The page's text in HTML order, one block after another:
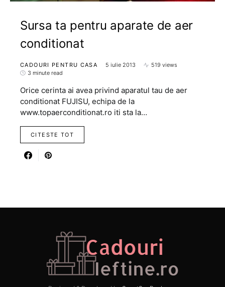
Sursa ta pentru aparate de aer
conditionat
CADOURI PENTRU CASA 5 iulie 2013
519 views
3 minute read
Orice cerinta ai avea privind aparatul tau de aer
conditionat FUJISU, echipa de la
www.topaerconditionat.ro iti sta la…
CITESTE TOT